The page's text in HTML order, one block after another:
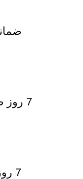
7 روز ضمانت بازگشت کالا
7 روز هفته، 24 ساعته